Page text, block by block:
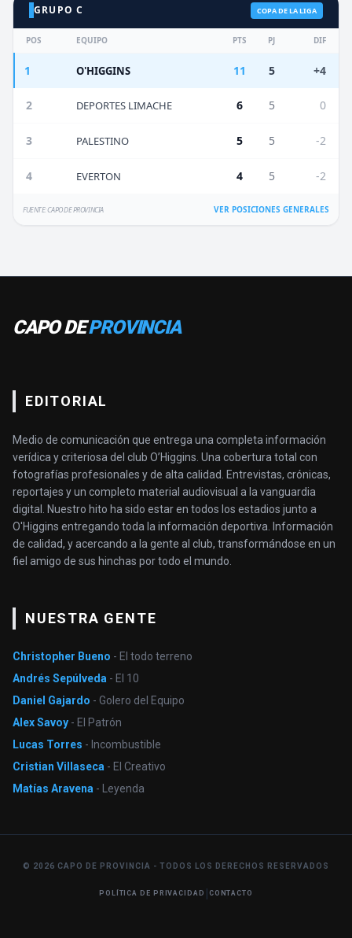
GRUPO C COPA DE LA LIGA
POS EQUIPO PTS PJ DIF
1 O'HIGGINS 11 5 +4
2 DEPORTES LIMACHE 6 5 0
3 PALESTINO 5 5 -2
4 EVERTON 4 5 -2
FUENTE: CAPO DE PROVINCIA VER POSICIONES GENERALES
CAPO DEPROVINCIA
EDITORIAL
Medio de comunicación que entrega una completa información
verídica y criteriosa del club O’Higgins. Una cobertura total con
fotografías profesionales y de alta calidad. Entrevistas, crónicas,
reportajes y un completo material audiovisual a la vanguardia
digital. Nuestro hito ha sido estar en todos los estadios junto a
O'Higgins entregando toda la información deportiva. Información
de calidad, y acercando a la gente al club, transformándose en un
fiel amigo de sus hinchas por todo el mundo.
NUESTRA GENTE
Christopher Bueno - El todo terreno
Andrés Sepúlveda - El 10
Daniel Gajardo - Golero del Equipo
Alex Savoy - El Patrón
Lucas Torres - Incombustible
Cristian Villaseca - El Creativo
Matías Aravena - Leyenda
© 2026 CAPO DE PROVINCIA - TODOS LOS DERECHOS RESERVADOS
POLÍTICA DE PRIVACIDAD | CONTACTO